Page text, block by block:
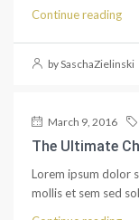
Continue reading
by SaschaZielinski
March 9, 2016
The Ultimate
Lorem ipsum dolor
mollis et sem sed